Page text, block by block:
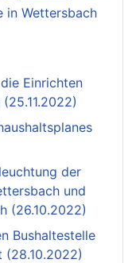
in Wettersbach
Einrichten
der
und
(26.10.2022)
Bushaltestelle
(28.10.2022)